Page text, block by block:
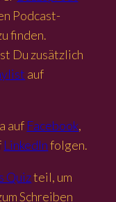
Podcast-
finden.
Du zusätzlich
auf
auf Facebook,
LinkedInfolgen.
Quizteil, um
Schreiben